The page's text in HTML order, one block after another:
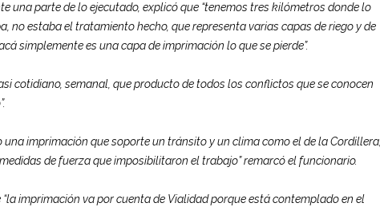
una parte de lo ejecutado, explicó que “tenemos tres kilómetros donde lo
no estaba el tratamiento hecho, que representa varias capas de riego y de
simplemente es una capa de imprimación lo que se pierde”.
cotidiano, semanal, que producto de todos los conflictos que se conocen
una imprimación que soporte un tránsito y un clima como el de la Cordillera,
de fuerza que imposibilitaron el trabajo” remarcó el funcionario.
imprimación va por cuenta de Vialidad porque está contemplado en el